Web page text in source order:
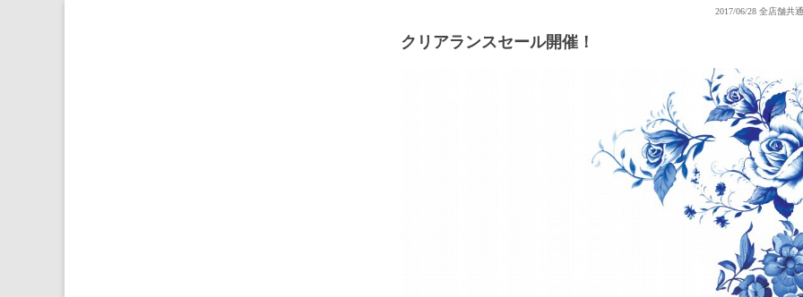
2017/06/28 全店舗共通
クリアランスセール開催！